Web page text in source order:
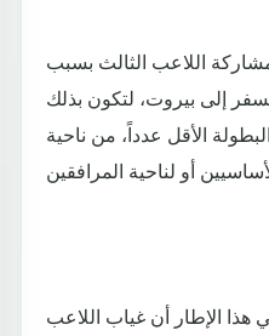
اللاعب الثالث بسبب
إلى بيروت، لتكون بذلك
الأقل عدداً، من ناحية
الإطار أن غياب اللاعب